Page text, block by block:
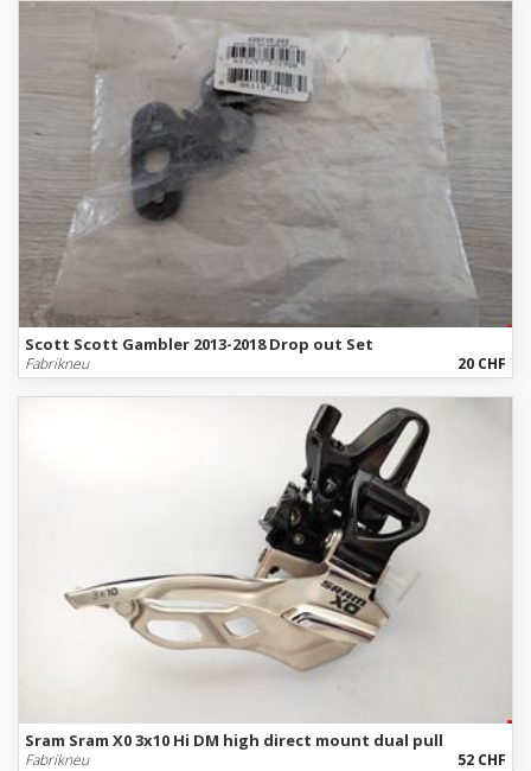
Scott Scott Gambler 2013-2018 Drop out Set
Fabrikneu 20 CHF
Sram Sram X0 3x10 Hi DM high direct mount dual pull
Fabrikneu 52 CHF